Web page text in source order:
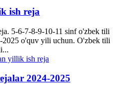
ish reja
5-6-7-8-9-10-11 sinf o'zbek tili
o'quv yili uchun. O'zbek tili
2024-2025